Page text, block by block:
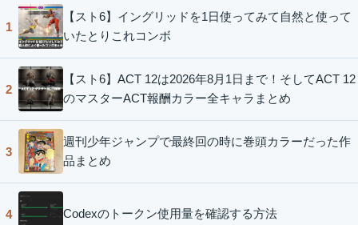
1
【スト6】イングリッドを1日使ってみて自然と使って
いたとりこれコンボ
2
【スト6】ACT 12は2026年8月1日まで！そしてACT 12
のマスターACT報酬カラー全キャラまとめ
3
週刊少年ジャンプで最終回の時に巻頭カラーだった作
品まとめ
4 Codexのトークン使用量を確認する方法